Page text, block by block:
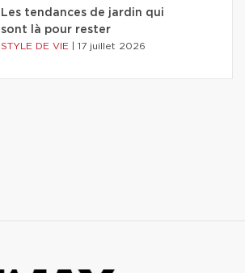
Les tendances de jardin qui
sont là pour rester
STYLE DE VIE 17 juillet 2026